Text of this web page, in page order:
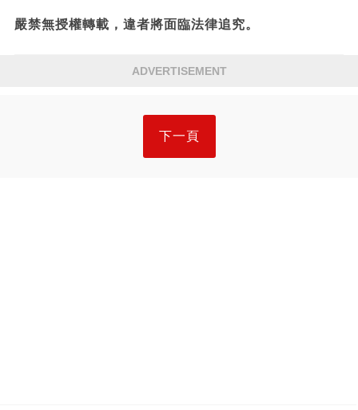
嚴禁無授權轉載，違者將面臨法律追究。
ADVERTISEMENT
下一頁